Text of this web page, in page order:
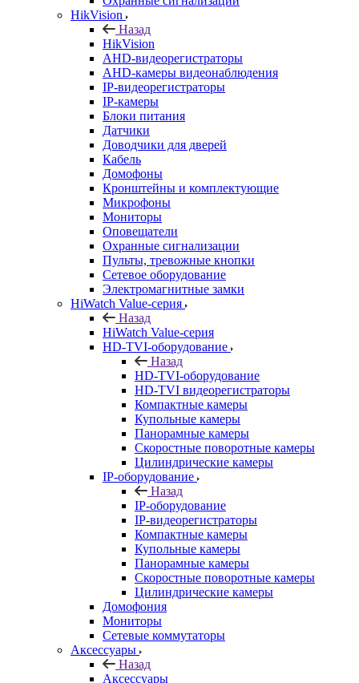
HikVision
Назад
HikVision
AHD-видеорегистраторы
AHD-камеры видеонаблюдения
IP-видеорегистраторы
IP-камеры
Блоки питания
Датчики
Доводчики для дверей
Кабель
Домофоны
Кронштейны и комплектующие
Микрофоны
Мониторы
Оповещатели
Охранные сигнализации
Пульты, тревожные кнопки
Сетевое оборудование
Электромагнитные замки
HiWatch Value-серия
Назад
HiWatch Value-серия
HD-TVI-оборудование
Назад
HD-TVI-оборудование
HD-TVI видеорегистраторы
Компактные камеры
Купольные камеры
Панорамные камеры
Скоростные поворотные камеры
Цилиндрические камеры
IP-оборудование
Назад
IP-оборудование
IP-видеорегистраторы
Компактные камеры
Купольные камеры
Панорамные камеры
Скоростные поворотные камеры
Цилиндрические камеры
Домофония
Мониторы
Сетевые коммутаторы
Аксессуары
Назад
Аксессуары